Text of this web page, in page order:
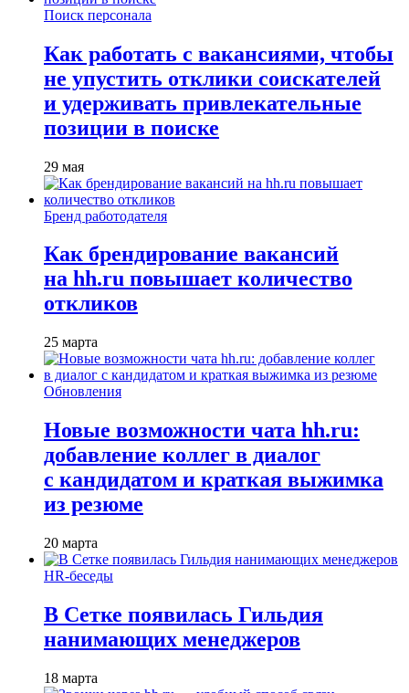
Поиск персонала
Как работать с вакансиями, чтобы
не упустить отклики соискателей
и удерживать привлекательные
позиции в поиске
29 мая
Бренд работодателя
Как брендирование вакансий
на hh.ru повышает количество
откликов
25 марта
Обновления
Новые возможности чата hh.ru:
добавление коллег в диалог
с кандидатом и краткая выжимка
из резюме
20 марта
HR-беседы
В Сетке появилась Гильдия
нанимающих менеджеров
18 марта